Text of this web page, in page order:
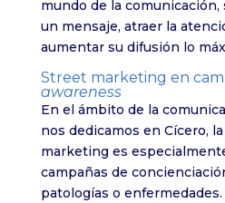
mundo de la
un mensaje, atraer la
aumentar su difusión lo
Street marketing en
awareness
En el ámbito de la
nos dedicamos en Cícero,
marketing es
campañas de
patologías o